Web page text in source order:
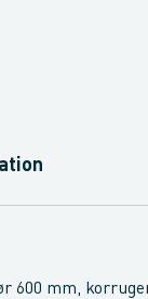
600 mm,